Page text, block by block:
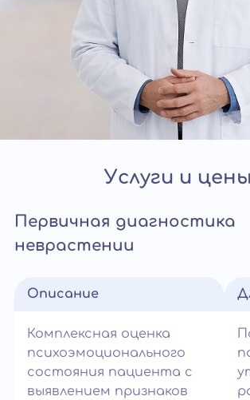
Услуги и цены
Первичная диагностика
неврастении
Описание
Комплексная оценка
психоэмоционального
состояния пациента с
выявлением признаков